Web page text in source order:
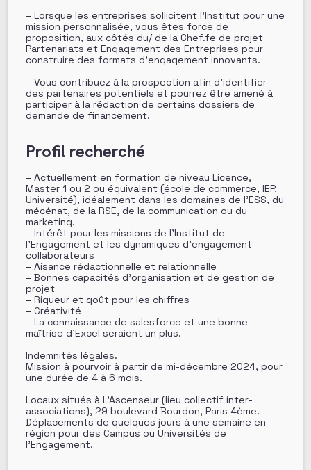
– Lorsque les entreprises sollicitent l’Institut pour une
mission personnalisée, vous êtes force de
proposition, aux côtés du/ de la Chef.fe de projet
Partenariats et Engagement des Entreprises pour
construire des formats d’engagement innovants.
– Vous contribuez à la prospection afin d’identifier
des partenaires potentiels et pourrez être amené à
participer à la rédaction de certains dossiers de
demande de financement.
Profil recherché
– Actuellement en formation de niveau Licence,
Master 1 ou 2 ou équivalent (école de commerce, IEP,
Université), idéalement dans les domaines de l’ESS, du
mécénat, de la RSE, de la communication ou du
marketing.
– Intérêt pour les missions de l’Institut de
l’Engagement et les dynamiques d’engagement
collaborateurs
– Aisance rédactionnelle et relationnelle
– Bonnes capacités d’organisation et de gestion de
projet
– Rigueur et goût pour les chiffres
– Créativité
– La connaissance de salesforce et une bonne
maîtrise d’Excel seraient un plus.
Indemnités légales.
Mission à pourvoir à partir de mi-décembre 2024, pour
une durée de 4 à 6 mois.
Locaux situés à L’Ascenseur (lieu collectif inter-
associations), 29 boulevard Bourdon, Paris 4ème.
Déplacements de quelques jours à une semaine en
région pour des Campus ou Universités de
l’Engagement.